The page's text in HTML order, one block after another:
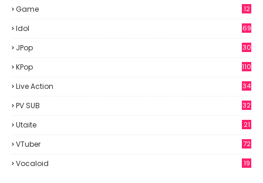
Game 12
Idol
69
JPop
30
KPop 110
Live Action 34
PV SUB 32
Utaite 21
VTuber 72
Vocaloid 19